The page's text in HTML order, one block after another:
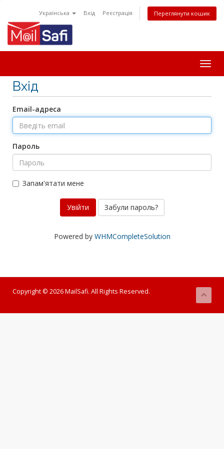
Українська Вхід Реєстрація Переглянути кошик
Вхід
Email-адреса
Пароль
Запам'ятати мене
Забули пароль?
Powered by WHMCompleteSolution
Copyright © 2026 MailSafi. All Rights Reserved.